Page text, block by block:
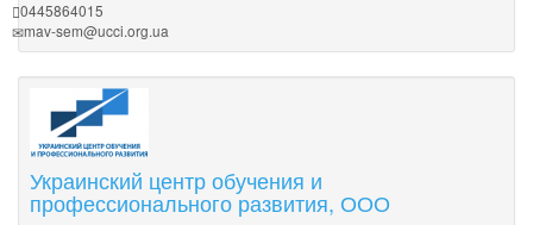
0445864015
mav-sem@ucci.org.ua
Украинский центр обучения и
профессионального развития, ООО